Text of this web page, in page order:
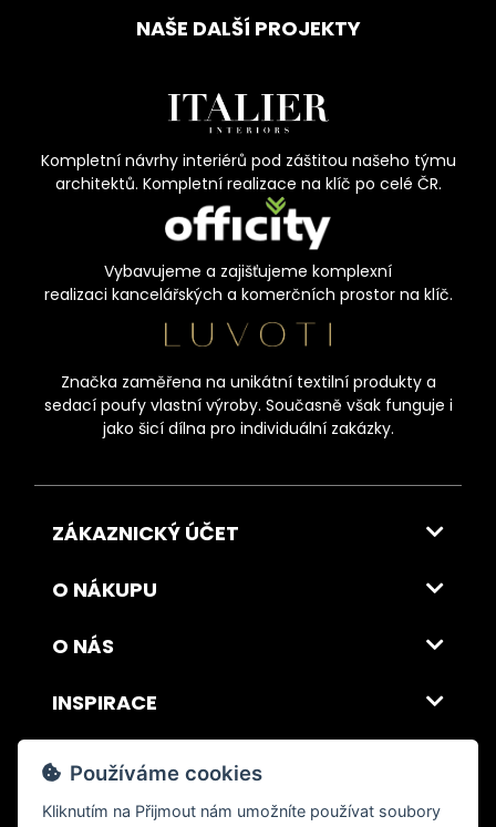
NAŠE DALŠÍ PROJEKTY
Kompletní návrhy interiérů pod záštitou našeho týmu
architektů. Kompletní realizace na klíč po celé ČR.
Vybavujeme a zajišťujeme komplexní
realizaci kancelářských a komerčních prostor na klíč.
Značka zaměřena na unikátní textilní produkty a
sedací poufy vlastní výroby. Současně však funguje i
jako šicí dílna pro individuální zakázky.
ZÁKAZNICKÝ ÚČET
O NÁKUPU
O NÁS
INSPIRACE
DOPRAVA A PLATBA
Používáme cookies
Kliknutím na Přijmout nám umožníte používat soubory